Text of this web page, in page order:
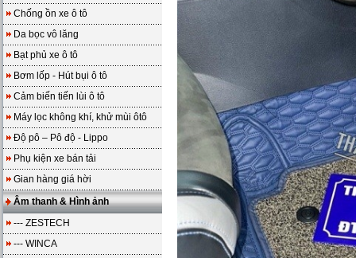
Chống ồn xe ô tô
Da bọc vô lăng
Bạt phủ xe ô tô
Bơm lốp - Hút bụi ô tô
Cảm biến tiến lùi ô tô
Máy lọc không khí, khử mùi ôtô
Độ pô – Pô độ - Lippo
Phụ kiện xe bán tải
Gian hàng giá hời
Âm thanh & Hình ảnh
--- ZESTECH
--- WINCA